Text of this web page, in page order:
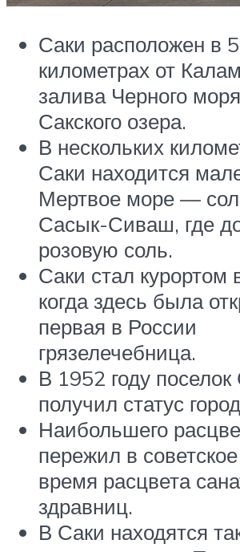
Саки расположен в 5
километрах от
залива Черного
Сакского озера.
В нескольких
Саки находится
Мертвое море —
Сасык-Сиваш, где
розовую соль.
Саки стал курортом
когда здесь была
первая в России
грязелечебница.
В 1952 году поселок
получил статус
Наибольшего
пережил в
время расцвета
здравниц.
В Саки находятся